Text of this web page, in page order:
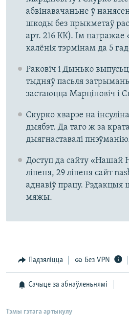
абвінавачаньне ў
шкоды без прыкметаў
арт. 216 КК). Ім пагражае
калёнія тэрмінам да 5
Раковіч і Дынько
тыдняў пасьля
застаюцца Марціновіч і
Скурко хварэе на
дыябэт. Да таго ж за
дыягнаставалі
Доступ да сайту «Нашай
ліпеня, 29 ліпеня сайт
аднавіў працу. Рэдакцыя
мяжы.
Падзяліцца Без VPN
Сачыце за абнаўленьнямі
Тэмы гэтага артыкулу